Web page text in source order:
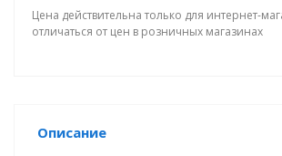
Цена действительна только для интернет-
отличаться от цен в розничных магазинах
Описание